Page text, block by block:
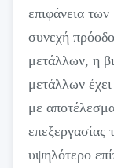
επιφάνεια
συνεχή
μετάλλων, η
μετάλλων
με
επεξεργασίας
υψηλότερο